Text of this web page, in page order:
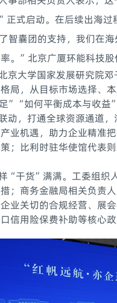
式启动。在后续出海
智囊团的支持，我们在
。”北京广厦环能科技股
大学国家发展研究院邓
局，从目标市场选择、
”“如何平衡成本与收益
，打通全球资源通道，
业机遇，助力企业精准
；比利时驻华使馆代表
干货”满满。工委组织
；商务金融局相关负
业关切的合规经营、展
信用险保费补助等核心